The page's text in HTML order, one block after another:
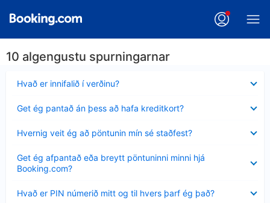
10 algengustu spurningarnar
Hvað er innifalið í verðinu?
sýnt
Get ég pantað án þess að hafa kreditkort?
sýnt
Hvernig veit ég að pöntunin mín sé staðfest?
sýnt
Get ég afpantað eða breytt pöntuninni minni hjá
Booking.com?
sýnt
Hvað er PIN númerið mitt og til hvers þarf ég það?
sýnt